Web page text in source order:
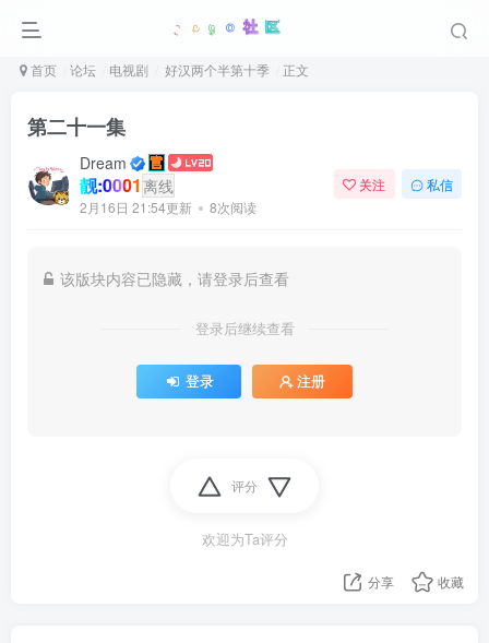
首页 论坛 电视剧 好汉两个半第十季 正文
第二十一集
Dream
靓:0001 离线
2月16日 21:54更新 8次阅读
关注 私信
该版块内容已隐藏，请登录后查看
登录后继续查看
登录 注册
评分
欢迎为Ta评分
分享 收藏